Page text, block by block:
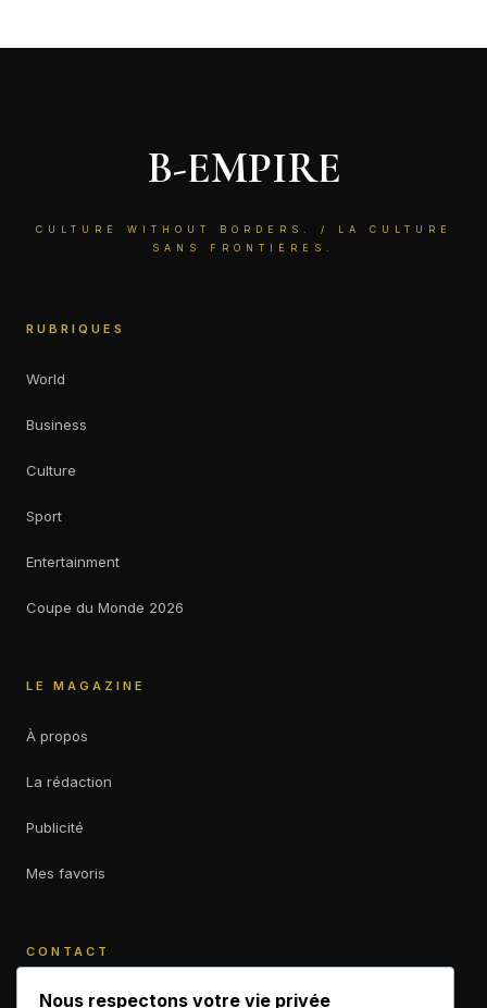
B-EMPIRE
CULTURE WITHOUT BORDERS. / LA CULTURE
SANS FRONTIÈRES.
RUBRIQUES
World
Business
Culture
Sport
Entertainment
Coupe du Monde 2026
LE MAGAZINE
À propos
La rédaction
Publicité
Mes favoris
CONTACT
contact@b-empiremagazine.com
Nous respectons votre vie privée